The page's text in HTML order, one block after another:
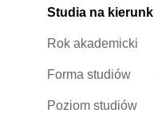
Studia na
Rok akademicki
Forma studiów
Poziom studiów